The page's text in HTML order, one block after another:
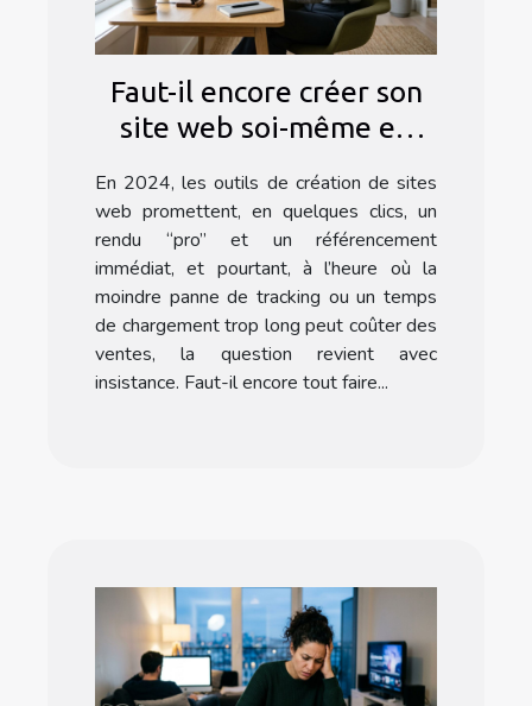
Faut-il encore créer son
site web soi-même en
En 2024, les outils de création de sites
web promettent, en quelques clics, un
rendu “pro” et un référencement
immédiat, et pourtant, à l’heure où la
moindre panne de tracking ou un temps
de chargement trop long peut coûter des
ventes, la question revient avec
insistance. Faut-il encore tout faire...